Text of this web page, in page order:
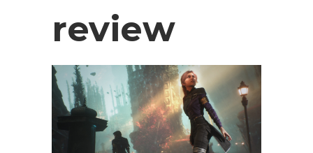
review